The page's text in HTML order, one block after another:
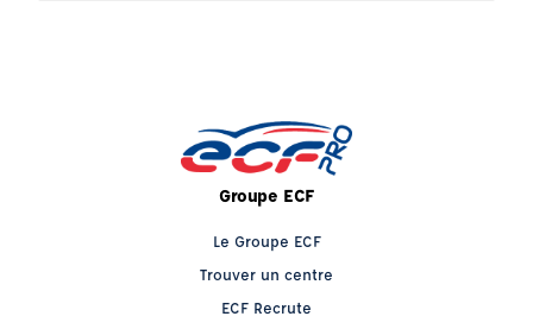
Groupe ECF
Le Groupe ECF
Trouver un centre
ECF Recrute